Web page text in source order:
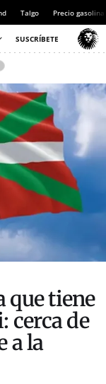
Talgo Precio gasolina
que tiene
cerca de
a la